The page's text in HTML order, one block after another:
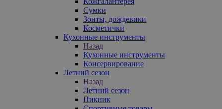
Сумки
Зонты, дождевики
Косметички
Кухонные инструменты
Назад
Кухонные инструменты
Консервирование
Летний сезон
Назад
Летний сезон
Пикник